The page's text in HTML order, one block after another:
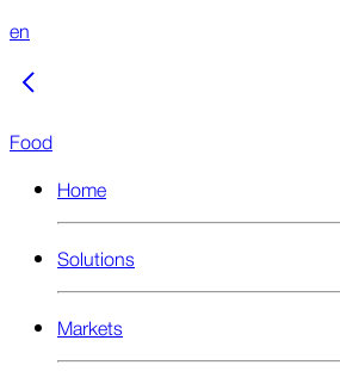
en
Food
Home
Solutions
Markets